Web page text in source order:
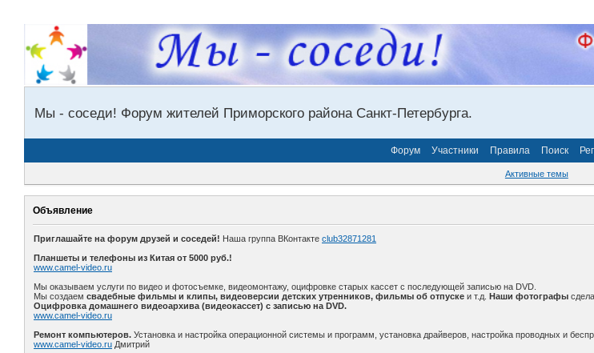
Мы - соседи! Форум жителей Приморского района Санкт-Петербурга.
Форум Участники Правила Поиск
Активные темы
Объявление
Приглашайте на форум друзей и соседей! Наша группа ВКонтакте club32871281
Планшеты и телефоны из Китая от 5000 руб.!
www.camel-video.ru
Мы оказываем услуги по видео и фотосъемке, видеомонтажу, оцифровке старых кассет с последующей записью на DVD.
Мы создаем свадебные фильмы и клипы, видеоверсии детских утренников, фильмы об отпуске и т.д. Наши фотографы
Оцифровка домашнего видеоархива (видеокассет) с записью на DVD.
www.camel-video.ru
Ремонт компьютеров. Установка и настройка операционной системы и программ, установка драйверов, настройка проводных и
www.camel-video.ru Дмитрий